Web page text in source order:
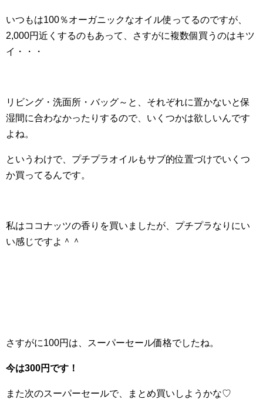
いつもは100％オーガニックなオイル使ってるのですが、
2,000円近くするのもあって、さすがに複数個買うのはキツ
イ・・・
リビング・洗面所・バッグ～と、それぞれに置かないと保
湿間に合わなかったりするので、いくつかは欲しいんです
よね。
というわけで、プチプラオイルもサブ的位置づけでいくつ
か買ってるんです。
私はココナッツの香りを買いましたが、プチプラなりにい
い感じですよ＾＾
さすがに100円は、スーパーセール価格でしたね。
今は300円です！
また次のスーパーセールで、まとめ買いしようかな♡